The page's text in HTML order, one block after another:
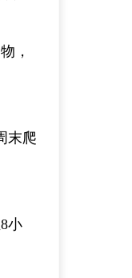
，
末爬
小